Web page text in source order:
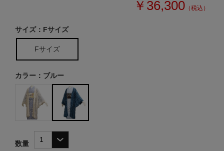
￥36,300 （税込）
サイズ：Fサイズ
Fサイズ
カラー：ブルー
数量